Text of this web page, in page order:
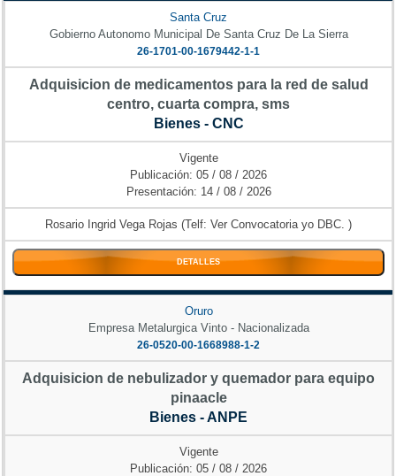
Santa Cruz
Gobierno Autonomo Municipal De Santa Cruz De La Sierra
26-1701-00-1679442-1-1
Adquisicion de medicamentos para la red de salud
centro, cuarta compra, sms
Bienes - CNC
Vigente
Publicación: 05 / 08 / 2026
Presentación: 14 / 08 / 2026
Rosario Ingrid Vega Rojas (Telf: Ver Convocatoria yo DBC. )
DETALLES
Oruro
Empresa Metalurgica Vinto - Nacionalizada
26-0520-00-1668988-1-2
Adquisicion de nebulizador y quemador para equipo
pinaacle
Bienes - ANPE
Vigente
Publicación: 05 / 08 / 2026